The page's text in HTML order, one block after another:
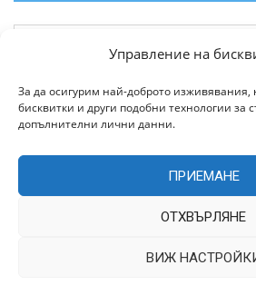
Управление на
За да осигурим най-доброто изживявания,
бисквитки и други подобни технологии за
допълнителни лични данни.
ПРИЕМАНЕ
ОТХВЪРЛЯНЕ
ВИЖ
Архив